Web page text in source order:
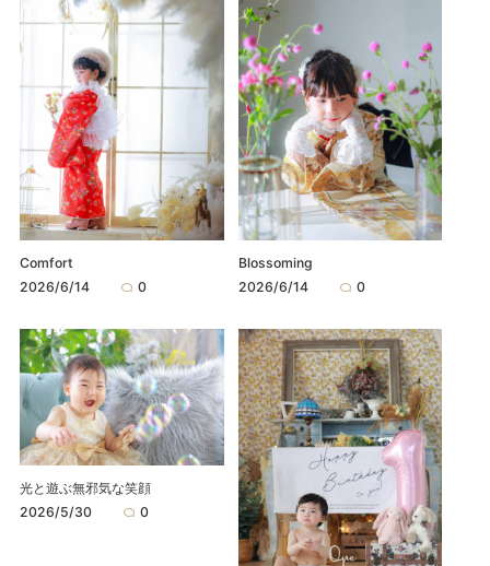
Comfort
2026/6/14
0
Blossoming
2026/6/14
0
光と遊ぶ無邪気な笑顔
2026/5/30
0